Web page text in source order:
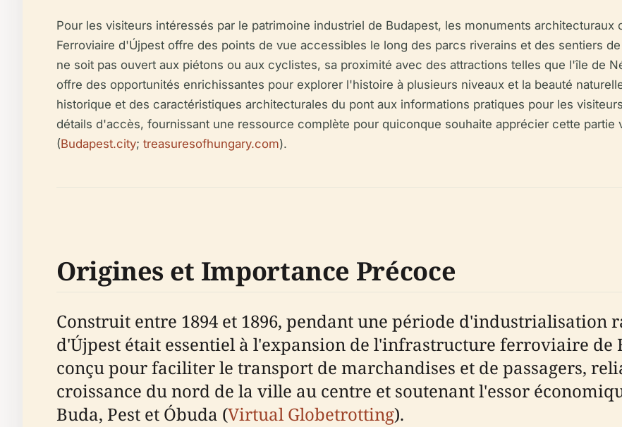
Pour les visiteurs intéressés par le patrimoine industriel de Budapest, les monuments
Ferroviaire d'Újpest offre des points de vue accessibles le long des parcs riverains et des sentiers
ne soit pas ouvert aux piétons ou aux cyclistes, sa proximité avec des attractions telles que l'île de
offre des opportunités enrichissantes pour explorer l'histoire à plusieurs niveaux et la beauté
historique et des caractéristiques architecturales du pont aux informations pratiques pour les
détails d'accès, fournissant une ressource complète pour quiconque souhaite apprécier cette partie
(Budapest.city; treasuresofhungary.com).
Origines et Importance Précoce
Construit entre 1894 et 1896, pendant une période d'industrialisation
d'Újpest était essentiel à l'expansion de l'infrastructure ferroviaire de
conçu pour faciliter le transport de marchandises et de passagers,
croissance du nord de la ville au centre et soutenant l'essor
Buda, Pest et Óbuda (Virtual Globetrotting).